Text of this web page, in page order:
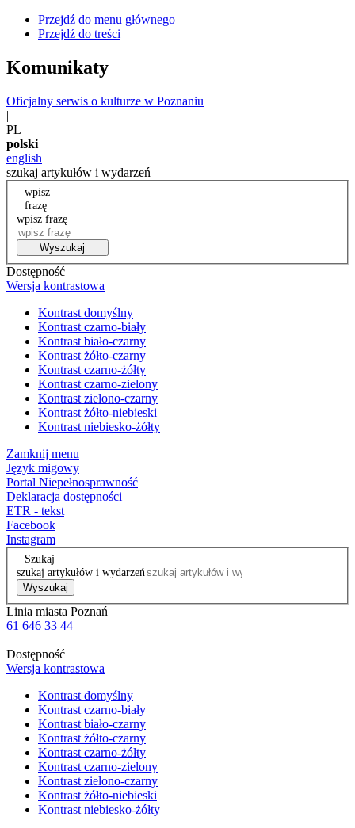
Przejdź do menu głównego
Przejdź do treści
Komunikaty
Oficjalny serwis o kulturze w Poznaniu
|
PL
polski
english
szukaj artykułów i wydarzeń
wpisz
frazę
wpisz frazę
Wyszukaj
Dostępność
Wersja kontrastowa
Kontrast domyślny
Kontrast czarno-biały
Kontrast biało-czarny
Kontrast żółto-czarny
Kontrast czarno-żółty
Kontrast czarno-zielony
Kontrast zielono-czarny
Kontrast żółto-niebieski
Kontrast niebiesko-żółty
Zamknij menu
Język migowy
Portal Niepełnosprawność
Deklaracja dostępności
ETR - tekst
Facebook
Instagram
Szukaj
szukaj artykułów i wydarzeń
Wyszukaj
Linia miasta Poznań
61 646 33 44
Dostępność
Wersja kontrastowa
Kontrast domyślny
Kontrast czarno-biały
Kontrast biało-czarny
Kontrast żółto-czarny
Kontrast czarno-żółty
Kontrast czarno-zielony
Kontrast zielono-czarny
Kontrast żółto-niebieski
Kontrast niebiesko-żółty